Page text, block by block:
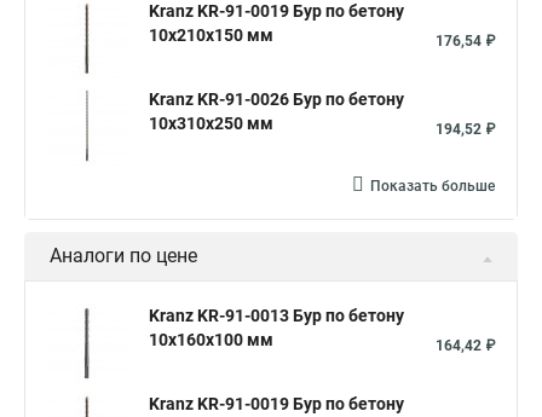
Kranz KR-91-0019 Бур по бетону
10x210x150 мм
176,54 ₽
Kranz KR-91-0026 Бур по бетону
10x310x250 мм
194,52 ₽
Показать больше
Аналоги по цене
Kranz KR-91-0013 Бур по бетону
10x160x100 мм
164,42 ₽
Kranz KR-91-0019 Бур по бетону